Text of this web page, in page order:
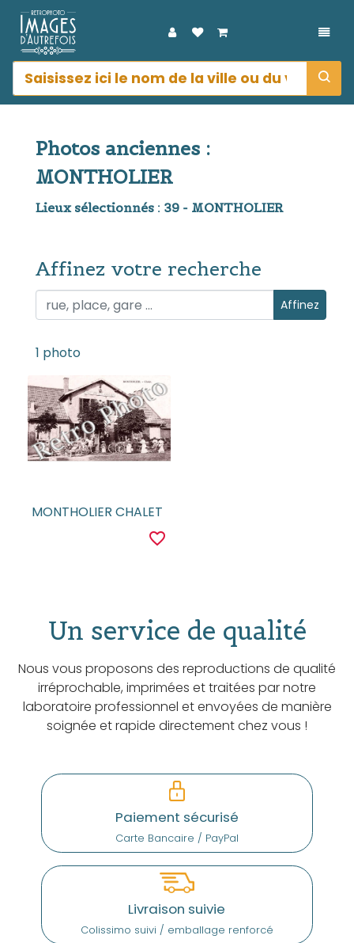
Photos anciennes :
MONTHOLIER
Lieux sélectionnés : 39 - MONTHOLIER
Affinez votre recherche
Affinez votre recherche Affinez
1 photo
MONTHOLIER CHALET
favorite_border
Un service de qualité
Nous vous proposons des reproductions de qualité
irréprochable, imprimées et traitées par notre
laboratoire professionnel et envoyées de manière
soignée et rapide directement chez vous !
Paiement sécurisé
Carte Bancaire / PayPal
Livraison suivie
Colissimo suivi / emballage renforcé